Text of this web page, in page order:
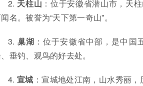
2. 天柱山 ：位于安徽省潜山市，天
名。被誉为“天下第一奇山”。
3. 巢湖 ：位于安徽省中部，是中
垂钓、观鸟的好去处。
4. 宣城 ：宣城地处江南，山水秀丽